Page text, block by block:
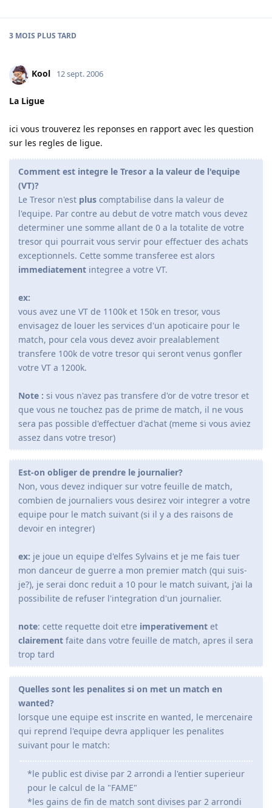
3 MOIS PLUS TARD
Kool 12 sept. 2006
La Ligue
ici vous trouverez les reponses en rapport avec les question
sur les regles de ligue.
Comment est integre le Tresor a la valeur de l'equipe
(VT)?
Le Tresor n'est plus comptabilise dans la valeur de
l'equipe. Par contre au debut de votre match vous devez
determiner une somme allant de 0 a la totalite de votre
tresor qui pourrait vous servir pour effectuer des achats
exceptionnels. Cette somme transferee est alors
immediatement integree a votre VT.
ex:
vous avez une VT de 1100k et 150k en tresor, vous
envisagez de louer les services d'un apoticaire pour le
match, pour cela vous devez avoir prealablement
transfere 100k de votre tresor qui seront venus gonfler
votre VT a 1200k.
Note : si vous n'avez pas transfere d'or de votre tresor et
que vous ne touchez pas de prime de match, il ne vous
sera pas possible d'effectuer d'achat (meme si vous aviez
assez dans votre tresor)
Est-on obliger de prendre le journalier?
Non, vous devez indiquer sur votre feuille de match,
combien de journaliers vous desirez voir integrer a votre
equipe pour le match suivant (si il y a des raisons de
devoir en integrer)
ex: je joue un equipe d'elfes Sylvains et je me fais tuer
mon danceur de guerre a mon premier match (qui suis-
je?), je serai donc reduit a 10 pour le match suivant, j'ai la
possibilite de refuser l'integration d'un journalier.
note: cette requette doit etre imperativement et
clairement faite dans votre feuille de match, apres il sera
trop tard
Quelles sont les penalites si on met un match en
wanted?
lorsque une equipe est inscrite en wanted, le mercenaire
qui reprend l'equipe devra appliquer les penalites
suivant pour le match:
*le public est divise par 2 arrondi a l'entier superieur
pour le calcul de la "FAME"
*les gains de fin de match sont divises par 2 arrondi